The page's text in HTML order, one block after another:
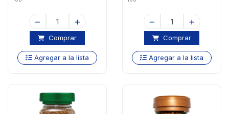
Comprar
Agregar a la lista
Comprar
Agregar a la lista